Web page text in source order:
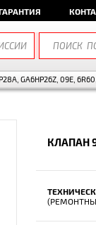
GA6HP26Z, 09E,
КЛАПАН